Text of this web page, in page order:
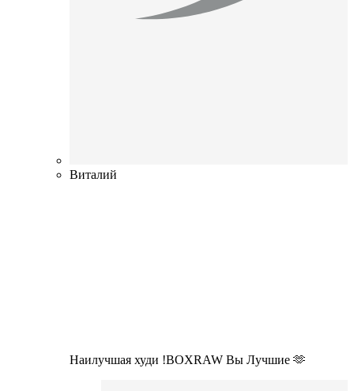
Виталий
Наилучшая худи !BOXRAW Вы Лучшие 🫶